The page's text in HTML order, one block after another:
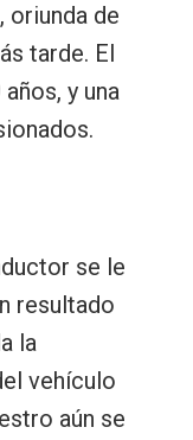
oriunda de
tarde. El
y una
se le
resultado
la
vehículo
aún se